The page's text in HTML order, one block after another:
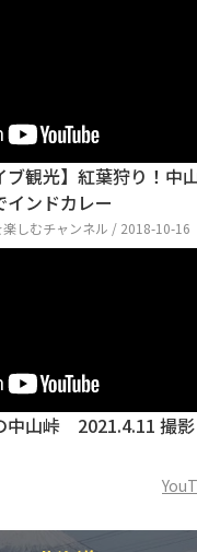
ブ観光】紅葉狩り！中
ンドカレー
しむチャンネル / 2018-10-16
中山峠 2021.4.11 撮影